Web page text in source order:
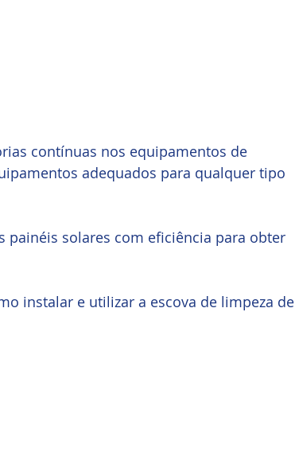
contínuas nos equipamentos de
adequados para qualquer tipo
painéis solares com eficiência para obter
instalar e utilizar a escova de limpeza de